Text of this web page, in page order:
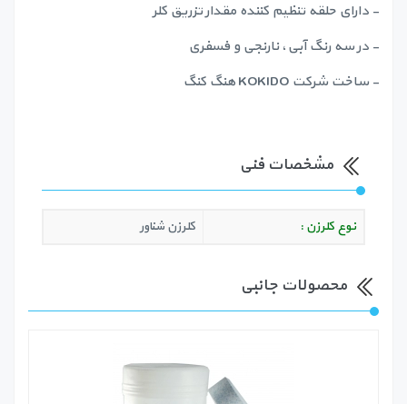
- دارای حلقه تنظیم کننده مقدار تزریق کلر
- در سه رنگ آبی، نارنجی و فسفری
- ساخت شرکت KOKIDO هنگ کنگ
مشخصات فنی
نوع کلرزن : کلرزن شناور
محصولات جانبی